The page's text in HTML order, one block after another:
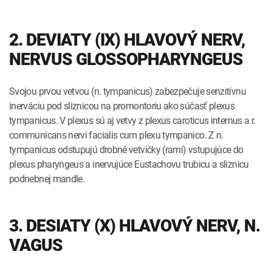
2. DEVIATY (IX) HLAVOVÝ NERV,
NERVUS GLOSSOPHARYNGEUS
Svojou prvou vetvou (n. tympanicus) zabezpečuje senzitívnu
inerváciu pod sliznicou na promontoriu ako súčasť plexus
tympanicus. V plexus sú aj vetvy z plexus caroticus internus a r.
communicans nervi facialis cum plexu tympanico. Z n.
tympanicus odstupujú drobné vetvičky (rami) vstupujúce do
plexus pharyngeus a inervujúce Eustachovu trubicu a sliznicu
podnebnej mandle.
3. DESIATY (X) HLAVOVÝ NERV, N.
VAGUS